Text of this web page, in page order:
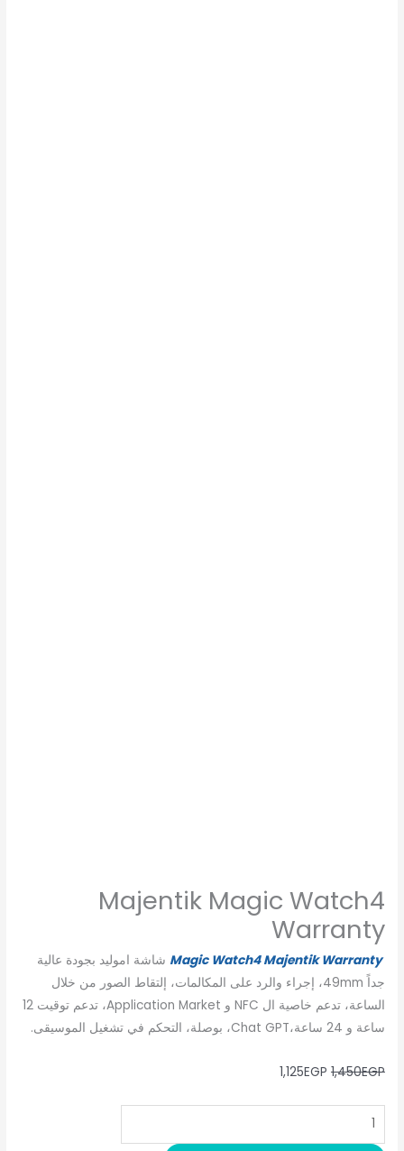
Majentik Magic Watch4
Warranty
Magic Watch4 Majentik Warranty
شاشة اموليد بجودة عالية
جداً 49mm، إجراء والرد على المكالمات، إلتقاط الصور من خلال
الساعة، تدعم خاصية ال NFC و Application Market، تدعم توقيت 12
ساعة و 24 ساعة،Chat GPT، بوصلة، التحكم في تشغيل الموسيقى.
1,450EGP
1,125EGP